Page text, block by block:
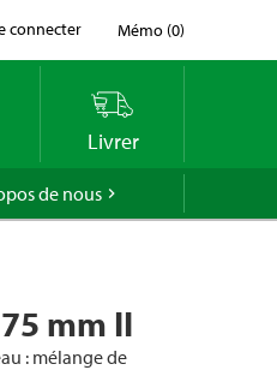
connecter Mémo (0)
Livrer
de nous
mm II
: mélange de